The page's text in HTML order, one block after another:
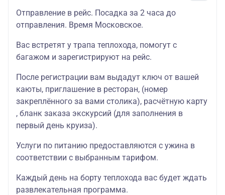
Отправление в рейс. Посадка за 2 часа до
отправления. Время Московское.
Вас встретят у трапа теплохода, помогут с
багажом и зарегистрируют на рейс.
После регистрации вам выдадут ключ от вашей
каюты, приглашение в ресторан, (номер
закреплённого за вами столика), расчётную карту
, бланк заказа экскурсий (для заполнения в
первый день круиза).
Услуги по питанию предоставляются с ужина в
соответствии с выбранным тарифом.
Каждый день на борту теплохода вас будет ждать
развлекательная программа.